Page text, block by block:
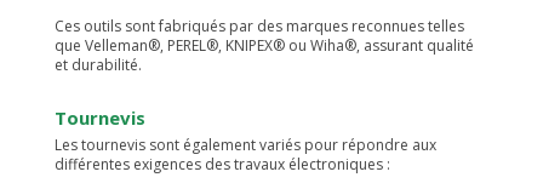
Ces outils sont fabriqués par des marques reconnues telles
que Velleman®, PEREL®, KNIPEX® ou Wiha®, assurant qualité
et durabilité.
Tournevis
Les tournevis sont également variés pour répondre aux
différentes exigences des travaux électroniques :